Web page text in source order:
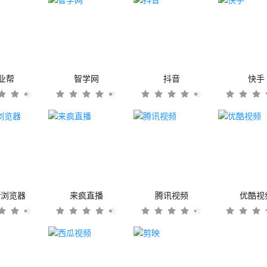
帮 智学网 抖音 快手
览器 来疯直播 腾讯视频 优酷视